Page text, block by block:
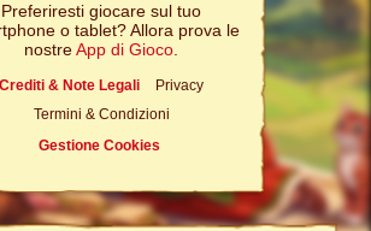
Preferiresti giocare sul tuo
o tablet? Allora prova le
nostreApp di Gioco
Crediti & Note Legali
Privacy
Termini & Condizioni
Gestione Cookies